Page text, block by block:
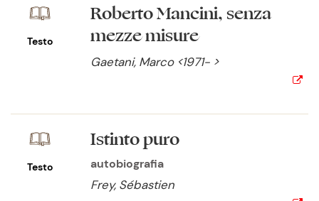
Testo
Roberto Mancini, senza
mezze misure
Gaetani, Marco <1971- >
Testo
Istinto puro
autobiografia
Frey, Sébastien